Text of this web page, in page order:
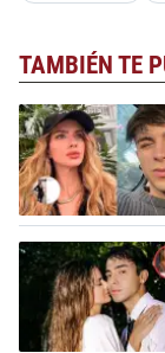
TAMBIÉN TE